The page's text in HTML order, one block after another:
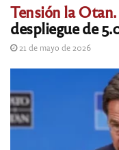
Tensión la Otan.
despliegue de
21 de mayo de 2026